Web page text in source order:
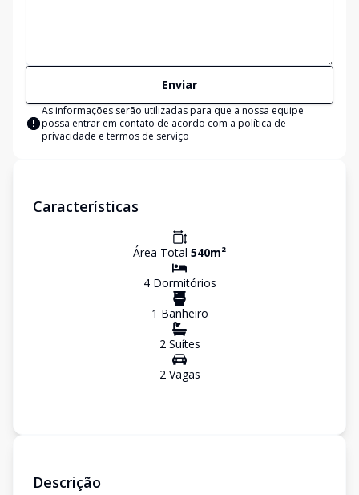
Enviar
As informações serão utilizadas para que a nossa equipe
possa entrar em contato de acordo com a política de
privacidade e termos de serviço
Características
Área Total 540m²
4Dormitórios
1 Banheiro
2Suítes
2Vagas
Descrição